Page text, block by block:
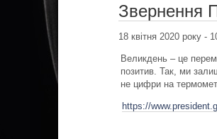
Звернення
18 квітня 2020 року -
Великдень – це
позитив. Так, ми
не цифри на
https://